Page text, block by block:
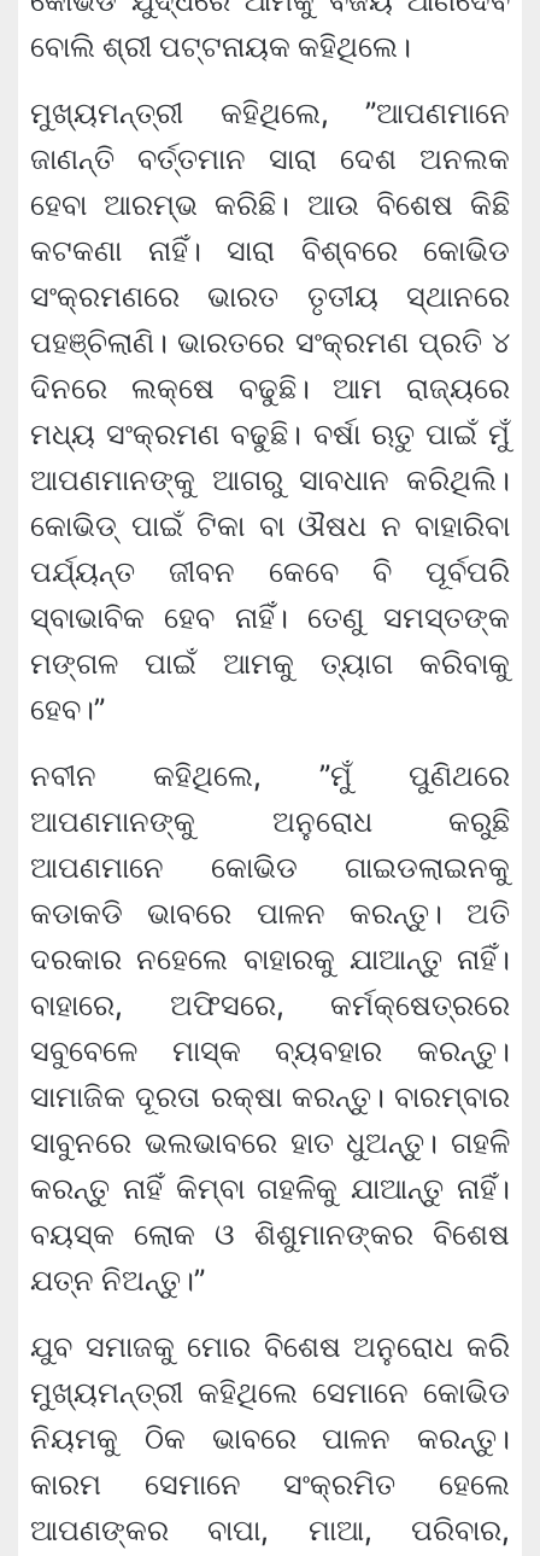
ବୋଲି ଶ୍ରୀ ପଟ୍ଟନାୟକ କହିଥିଲେ।
ମୁଖ୍ୟମନ୍ତ୍ରୀ କହିଥିଲେ, ”ଆପଣମାନେ
ଜାଣନ୍ତି ବର୍ତ୍ତମାନ ସାରା ଦେଶ ଅନଲକ
ହେବା ଆରମ୍ଭ କରିଛି। ଆଉ ବିଶେଷ କିଛି
କଟକଣା ନାହିଁ। ସାରା ବିଶ୍ବରେ କୋଭିଡ
ସଂକ୍ରମଣରେ ଭାରତ ତୃତୀୟ ସ୍ଥାନରେ
ପହଞ୍ଚିଲାଣି। ଭାରତରେ ସଂକ୍ରମଣ ପ୍ରତି ୪
ଦିନରେ ଲକ୍ଷେ ବଢୁଛି। ଆମ ରାଜ୍ୟରେ
ମଧ୍ୟ ସଂକ୍ରମଣ ବଢୁଛି। ବର୍ଷା ଋତୁ ପାଇଁ ମୁଁ
ଆପଣମାନଙ୍କୁ ଆଗରୁ ସାବଧାନ କରିଥିଲି।
କୋଭିଡ୍‌ ପାଇଁ ଟିକା ବା ଔଷଧ ନ ବାହାରିବା
ପର୍ଯ୍ୟନ୍ତ ଜୀବନ କେବେ ବି ପୂର୍ବପରି
ସ୍ବାଭାବିକ ହେବ ନାହିଁ। ତେଣୁ ସମସ୍ତଙ୍କ
ମଙ୍ଗଳ ପାଇଁ ଆମକୁ ତ୍ୟାଗ କରିବାକୁ
ହେବ।”
ନବୀନ କହିଥିଲେ, ”ମୁଁ ପୁଣିଥରେ
ଆପଣମାନଙ୍କୁ ଅନୁରୋଧ କରୁଛି
ଆପଣମାନେ କୋଭିଡ ଗାଇଡଲାଇନକୁ
କଡାକଡି ଭାବରେ ପାଳନ କରନ୍ତୁ। ଅତି
ଦରକାର ନହେଲେ ବାହାରକୁ ଯାଆନ୍ତୁ ନାହିଁ।
ବାହାରେ, ଅଫିସରେ, କର୍ମକ୍ଷେତ୍ରରେ
ସବୁବେଳେ ମାସ୍କ ବ୍ୟବହାର କରନ୍ତୁ।
ସାମାଜିକ ଦୂରତା ରକ୍ଷା କରନ୍ତୁ। ବାରମ୍ବାର
ସାବୁନରେ ଭଲଭାବରେ ହାତ ଧୁଅନ୍ତୁ। ଗହଳି
କରନ୍ତୁ ନାହିଁ କିମ୍ବା ଗହଳିକୁ ଯାଆନ୍ତୁ ନାହିଁ।
ବୟସ୍କ ଲୋକ ଓ ଶିଶୁମାନଙ୍କର ବିଶେଷ
ଯତ୍ନ ନିଅନ୍ତୁ।”
ଯୁବ ସମାଜକୁ ମୋର ବିଶେଷ ଅନୁରୋଧ କରି
ମୁଖ୍ୟମନ୍ତ୍ରୀ କହିଥିଲେ ସେମାନେ କୋଭିଡ
ନିୟମକୁ ଠିକ ଭାବରେ ପାଳନ କରନ୍ତୁ।
କାରମ ସେମାନେ ସଂକ୍ରମିତ ହେଲେ
ଆପଣଙ୍କର ବାପା, ମାଆ, ପରିବାର,